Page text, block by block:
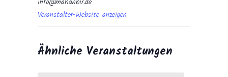
Veranstalter-Website anzeigen
Ähnliche Veranstaltungen